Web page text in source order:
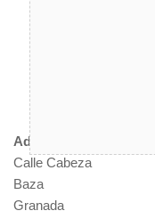
Address
Calle Cabeza
Baza
Granada